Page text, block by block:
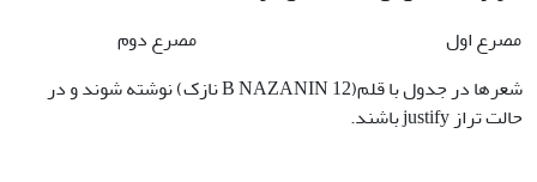
مصرع اول
مصرع دوم
شعرها در جدول با قلم(B NAZANIN 12 نازک) نوشته شوند و در
حالت تراز justify باشند.